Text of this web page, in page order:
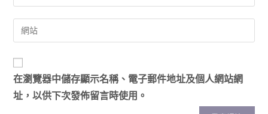
在瀏覽器中儲存顯示名稱、電子郵件地址及個人網站網
址，以供下次發佈留言時使用。